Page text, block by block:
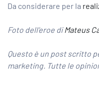
Da considerare per la
Foto dell’eroe diMateus
Questo è un post scritto
marketing. Tutte le